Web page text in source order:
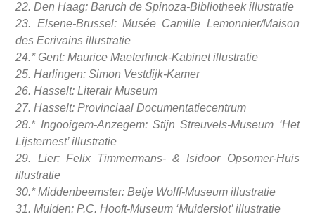
22. Den Haag: Baruch de Spinoza-Bibliotheek illustratie
23. Elsene-Brussel: Musée Camille Lemonnier/Maison
des Ecrivains illustratie
24.* Gent: Maurice Maeterlinck-Kabinet illustratie
25. Harlingen: Simon Vestdijk-Kamer
26. Hasselt: Literair Museum
27. Hasselt: Provinciaal Documentatiecentrum
28.* Ingooigem-Anzegem: Stijn Streuvels-Museum ‘Het
Lijsternest’ illustratie
29. Lier: Felix Timmermans- & Isidoor Opsomer-Huis
illustratie
30.* Middenbeemster: Betje Wolff-Museum illustratie
31. Muiden: P.C. Hooft-Museum ‘Muiderslot’ illustratie